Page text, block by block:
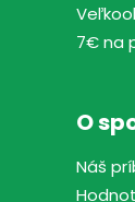
7€ na
O
Náš